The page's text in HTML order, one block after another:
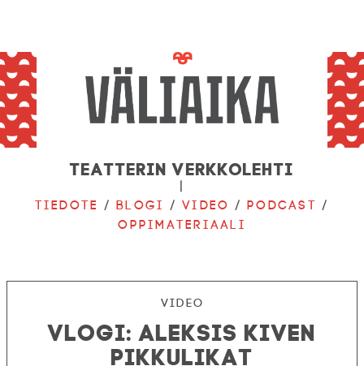
Teatterin verkkolehti
|
Tiedote /Blogi /Video /Podcast /
Oppimateriaali
Video
VLOGI: Aleksis Kiven
Pikkulikat